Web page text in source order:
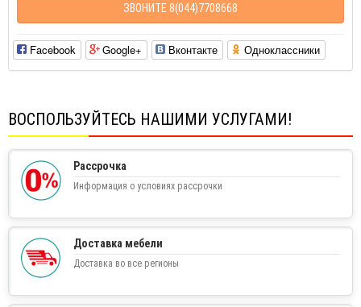
ЗВОНИТЕ 8(044)7708668
Facebook Google+ Вконтакте Одноклассники
ВОСПОЛЬЗУЙТЕСЬ НАШИМИ УСЛУГАМИ!
Рассрочка
Информация о условиях рассрочки
Доставка мебели
Доставка во все регионы